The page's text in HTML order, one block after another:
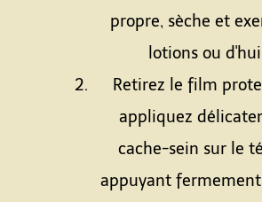
propre, sèche et
lotions ou
Retirez le film
appliquez
cache-sein sur le
appuyant